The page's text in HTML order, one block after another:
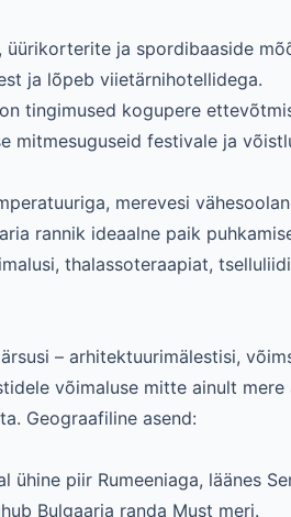
ja spordibaaside
ja lõpeb viietärnihotellidega.
tingimused kogupere
mitmesuguseid festivale ja
merevesi
rannik ideaalne paik
thalassoteraapiat,
– arhitektuurimälestisi,
võimaluse mitte ainult mere
Geograafiline asend:
ühine piir Rumeeniaga, läänes
Bulgaaria randa Must meri.